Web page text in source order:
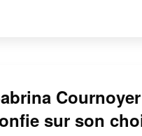
sur son